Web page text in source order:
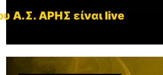
Α.Σ. ΑΡΗΣ είναι live